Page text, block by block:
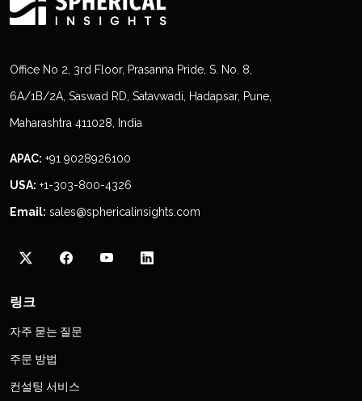
Office No 2, 3rd Floor, Prasanna Pride, S. No. 8,
6A/1B/2A, Saswad RD, Satavwadi, Hadapsar, Pune,
Maharashtra 411028, India
APAC: +91 9028926100
USA: +1-303-800-4326
Email: sales@sphericalinsights.com
링크
자주 묻는 질문
주문 방법
컨설팅 서비스